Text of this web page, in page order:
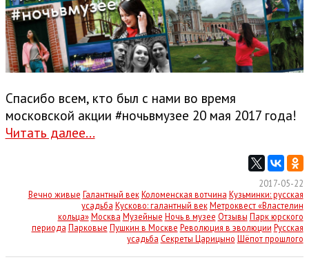
Спасибо всем, кто был с нами во время
московской акции #ночьвмузее 20 мая 2017 года!
Читать далее...
2017-05-22
Вечно живые Галантный век Коломенская вотчина Кузьминки: русская
усадьба Кусково: галантный век Метроквест «Властелин
кольца» Москва Музейные Ночь в музее Отзывы Парк юрского
периода Парковые Пушкин в Москве Революция в эволюции Русская
усадьба Секреты Царицыно Шёпот прошлого